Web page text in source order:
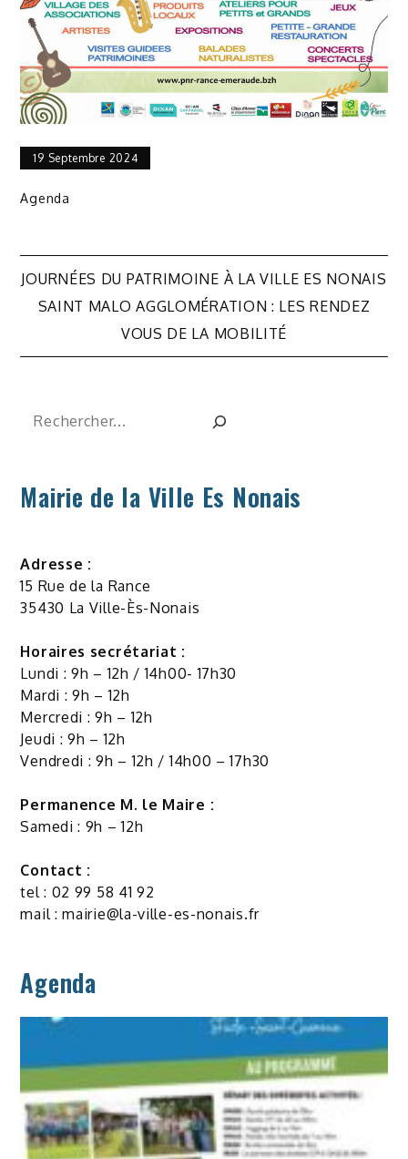
19 Septembre 2024
Agenda
Navigation
de
JOURNÉES DU PATRIMOINE À LA VILLE ES NONAIS
SAINT MALO AGGLOMÉRATION : LES RENDEZ
VOUS DE LA MOBILITÉ
Rechercher
Mairie de la Ville Es Nonais
Adresse :
15 Rue de la Rance
35430 La Ville-Ès-Nonais
Horaires secrétariat :
Lundi : 9h – 12h / 14h00- 17h30
Mardi : 9h – 12h
Mercredi : 9h – 12h
Jeudi : 9h – 12h
Vendredi : 9h – 12h / 14h00 – 17h30
Permanence M. le Maire :
Samedi : 9h – 12h
Contact :
tel : 02 99 58 41 92
mail :mairie@la-ville-es-nonais.fr
Agenda